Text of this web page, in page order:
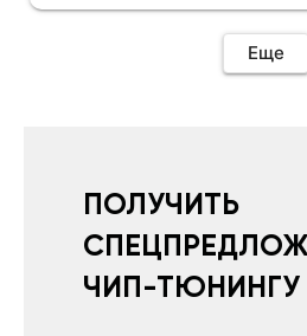
Еще
ПОЛУЧИТЬ
ЧИП-ТЮНИНГУ